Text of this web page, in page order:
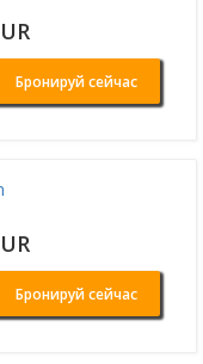
Бронируй сейчас
Бронируй сейчас